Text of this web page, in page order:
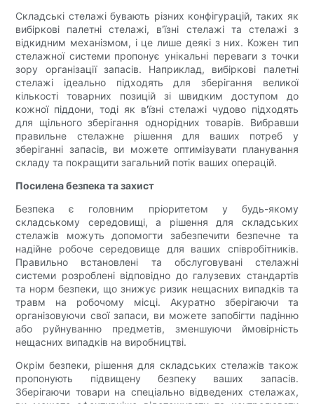
Складські стелажі бувають різних конфігурацій, таких як
вибіркові палетні стелажі, в'їзні стелажі та стелажі з
відкидним механізмом, і це лише деякі з них. Кожен тип
стелажної системи пропонує унікальні переваги з точки
зору організації запасів. Наприклад, вибіркові палетні
стелажі ідеально підходять для зберігання великої
кількості товарних позицій зі швидким доступом до
кожної піддони, тоді як в'їзні стелажі чудово підходять
для щільного зберігання однорідних товарів. Вибравши
правильне стелажне рішення для ваших потреб у
зберіганні запасів, ви можете оптимізувати планування
складу та покращити загальний потік ваших операцій.
Посилена безпека та захист
Безпека є головним пріоритетом у будь-якому
складському середовищі, а рішення для складських
стелажів можуть допомогти забезпечити безпечне та
надійне робоче середовище для ваших співробітників.
Правильно встановлені та обслуговувані стелажні
системи розроблені відповідно до галузевих стандартів
та норм безпеки, що знижує ризик нещасних випадків та
травм на робочому місці. Акуратно зберігаючи та
організовуючи свої запаси, ви можете запобігти падінню
або руйнуванню предметів, зменшуючи ймовірність
нещасних випадків на виробництві.
Окрім безпеки, рішення для складських стелажів також
пропонують підвищену безпеку ваших запасів.
Зберігаючи товари на спеціально відведених стелажах,